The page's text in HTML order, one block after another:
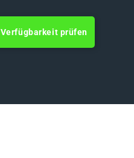
Verfügbarkeit prüfen